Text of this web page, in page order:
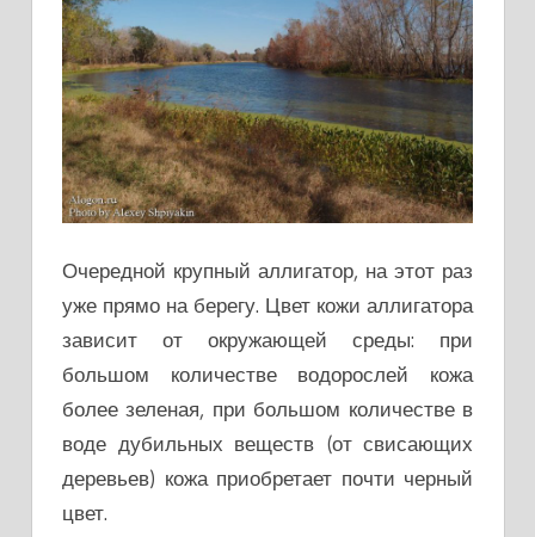
Очередной крупный аллигатор, на этот раз
уже прямо на берегу. Цвет кожи аллигатора
зависит от окружающей среды: при
большом количестве водорослей кожа
более зеленая, при большом количестве в
воде дубильных веществ (от свисающих
деревьев) кожа приобретает почти черный
цвет.